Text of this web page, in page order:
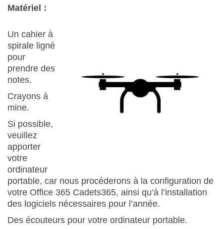
Matériel :
Un cahier à
spirale ligné
pour
prendre des
notes.
Crayons à
mine.
Si possible,
veuillez
apporter
votre
ordinateur
portable, car nous procéderons à la configuration de
votre Office 365 Cadets365, ainsi qu’à l’installation
des logiciels nécessaires pour l’année.
Des écouteurs pour votre ordinateur portable.